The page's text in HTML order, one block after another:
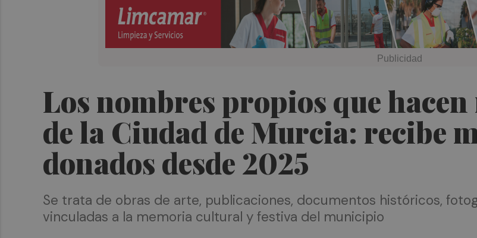
Los nombres propios que
de la Ciudad de Murcia: recibe
donados desde 2025
Se trata de obras de arte, publicaciones, documentos históricos,
vinculadas a la memoria cultural y festiva del municipio